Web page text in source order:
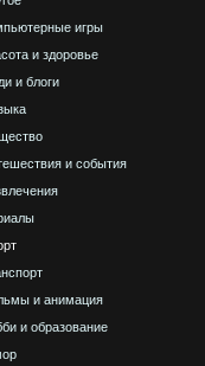
игры
и здоровье
и блоги
и события
и анимация
и образование